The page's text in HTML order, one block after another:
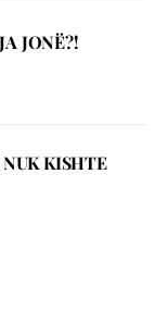
JONË?!
KISHTE